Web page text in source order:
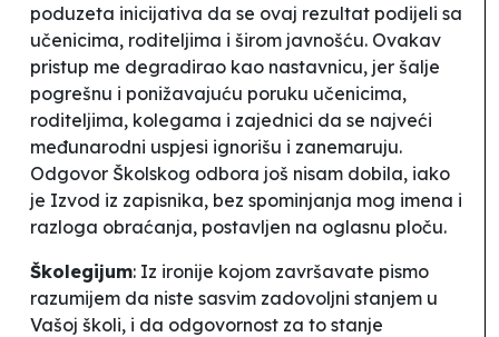
poduzeta inicijativa da se ovaj rezultat podijeli sa
učenicima, roditeljima i širom javnošću. Ovakav
pristup me degradirao kao nastavnicu, jer šalje
pogrešnu i ponižavajuću poruku učenicima,
roditeljima, kolegama i zajednici da se najveći
međunarodni uspjesi ignorišu i zanemaruju.
Odgovor Školskog odbora još nisam dobila, iako
je Izvod iz zapisnika, bez spominjanja mog imena i
razloga obraćanja, postavljen na oglasnu ploču.
Školegijum: Iz ironije kojom završavate pismo
razumijem da niste sasvim zadovoljni stanjem u
Vašoj školi, i da odgovornost za to stanje